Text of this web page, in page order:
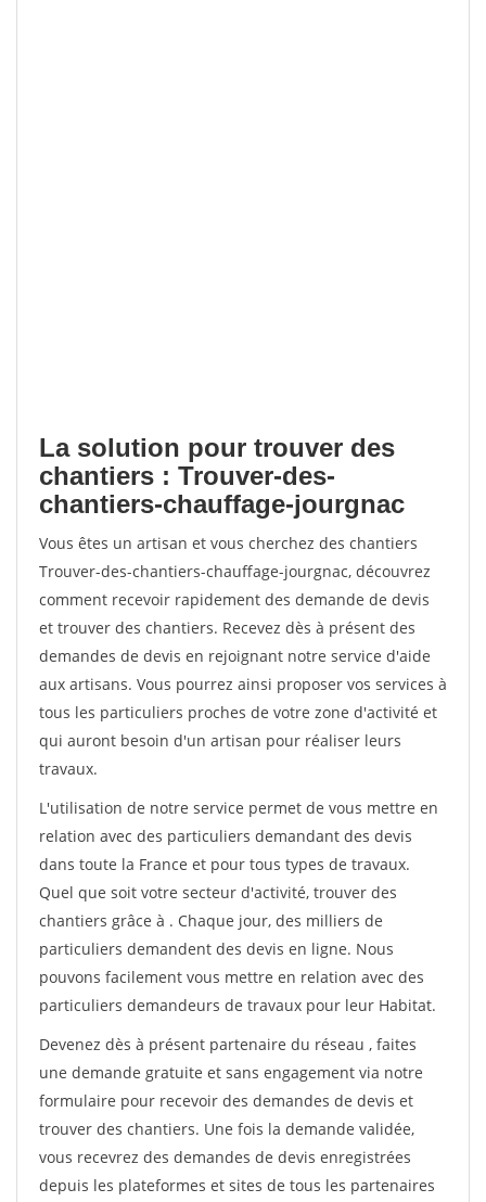
La solution pour trouver des
chantiers : Trouver-des-
chantiers-chauffage-jourgnac
Vous êtes un artisan et vous cherchez des chantiers
Trouver-des-chantiers-chauffage-jourgnac, découvrez
comment recevoir rapidement des demande de devis
et trouver des chantiers. Recevez dès à présent des
demandes de devis en rejoignant notre service d'aide
aux artisans. Vous pourrez ainsi proposer vos services à
tous les particuliers proches de votre zone d'activité et
qui auront besoin d'un artisan pour réaliser leurs
travaux.
L'utilisation de notre service permet de vous mettre en
relation avec des particuliers demandant des devis
dans toute la France et pour tous types de travaux.
Quel que soit votre secteur d'activité, trouver des
chantiers grâce à . Chaque jour, des milliers de
particuliers demandent des devis en ligne. Nous
pouvons facilement vous mettre en relation avec des
particuliers demandeurs de travaux pour leur Habitat.
Devenez dès à présent partenaire du réseau , faites
une demande gratuite et sans engagement via notre
formulaire pour recevoir des demandes de devis et
trouver des chantiers. Une fois la demande validée,
vous recevrez des demandes de devis enregistrées
depuis les plateformes et sites de tous les partenaires